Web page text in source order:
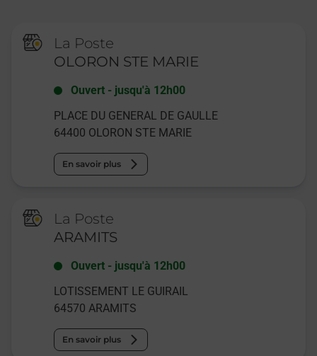
La Poste
OLORON STE MARIE
Ouvert - jusqu'à 12h00
PLACE DU GENERAL DE GAULLE
64400 OLORON STE MARIE
En savoir plus
La Poste
ARAMITS
Ouvert - jusqu'à 12h00
LOTISSEMENT LE GUIRAIL
64570 ARAMITS
En savoir plus